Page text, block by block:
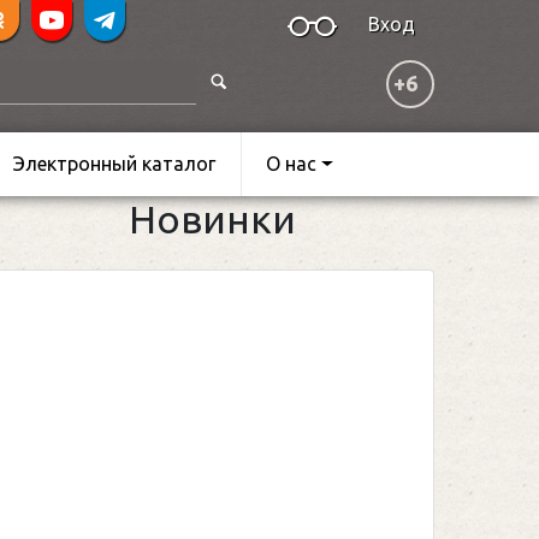
Вход
+6
Электронный каталог О нас
Новинки